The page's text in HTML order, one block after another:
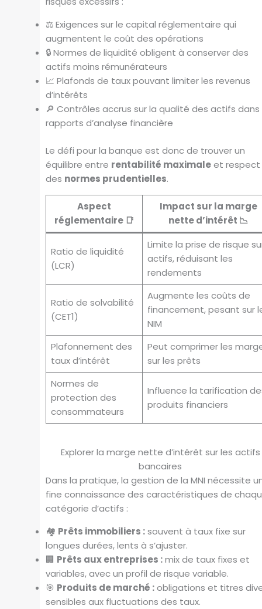
⚖️ Exigences sur le capital réglementaire qui
augmentent le coût des opérations
🔒 Normes de liquidité obligent à conserver des
actifs moins rémunérateurs
📈 Plafonds de taux pouvant limiter les revenus
d’intérêts
🔎 Contrôles accrus sur la qualité des actifs dans
rapports d’analyse financière
Le défi pour la banque est donc de trouver un
équilibre entre rentabilité maximaleet respect
des normes prudentielles.
Aspect
réglementaire 📑
Impact sur la marge
nette d’intérêt 📉
Ratio de liquidité
(LCR)
Limite la prise de risque
actifs, réduisant les
rendements
Ratio de solvabilité
(CET1)
Augmente les coûts de
financement, pesant sur
NIM
Plafonnement des
taux d’intérêt
Peut comprimer les
sur les prêts
Normes de
protection des
consommateurs
Influence la tarification
produits financiers
Explorer la marge nette d’intérêt sur les actifs
bancaires
Dans la pratique, la gestion de la MNI nécessite
fine connaissance des caractéristiques de
catégorie d’actifs :
🏘️ Prêts immobiliers :souvent à taux fixe sur
longues durées, lents à s’ajuster.
🏢 Prêts aux entreprises :mix de taux fixes et
variables, avec un profil de risque variable.
🎯 Produits de marché :obligations et titres
sensibles aux fluctuations des taux.